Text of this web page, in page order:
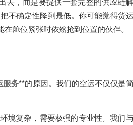
不确定性降到最低。你可能觉得货
舱位紧张时依然抢到位置的伙伴。
服务**的原因。我们的空运不仅仅是
境复杂，需要极强的专业性。我们